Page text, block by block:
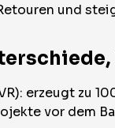
und
erzeugt zu
vor dem